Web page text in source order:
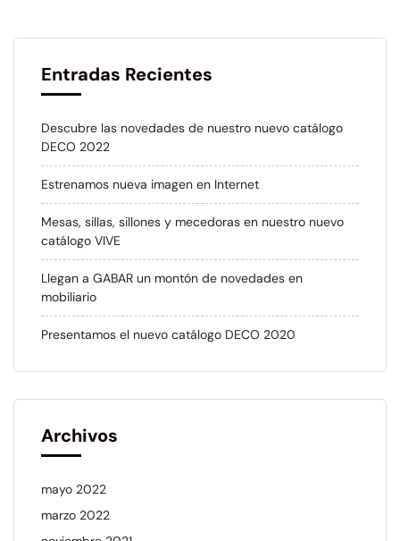
Entradas Recientes
Descubre las novedades de nuestro nuevo catálogo
DECO 2022
Estrenamos nueva imagen en Internet
Mesas, sillas, sillones y mecedoras en nuestro nuevo
catálogo VIVE
Llegan a GABAR un montón de novedades en
mobiliario
Presentamos el nuevo catálogo DECO 2020
Archivos
mayo 2022
marzo 2022